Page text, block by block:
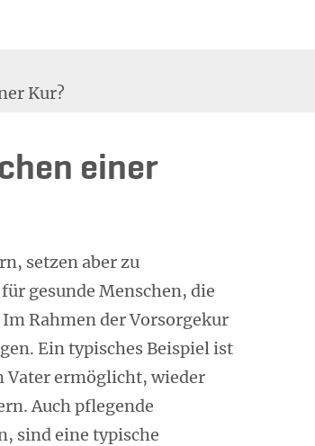
Kur?
einer
setzen aber zu
gesunde Menschen, die
Rahmen der Vorsorgekur
Ein typisches Beispiel ist
ermöglicht, wieder
Auch pflegende
sind eine typische